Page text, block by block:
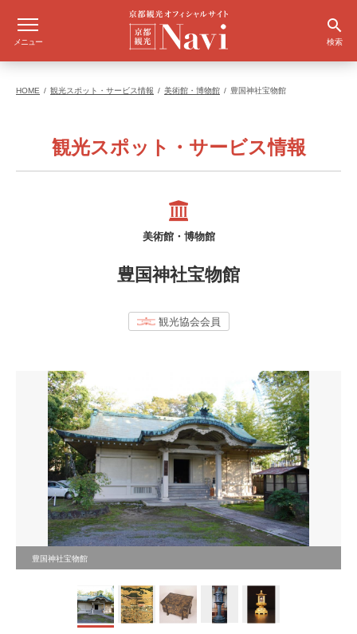
メニュー 検索
HOME 観光スポット・サービス情報 美術館・博物館 豊国神社宝物館
観光スポット・サービス情報
美術館・博物館
豊国神社宝物館
観光協会会員
豊国神社宝物館